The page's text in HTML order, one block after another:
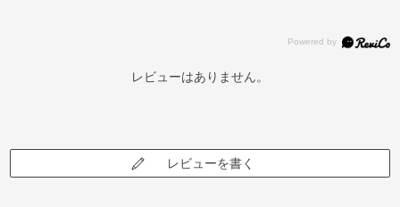
レビューはありません。
レビューを書く